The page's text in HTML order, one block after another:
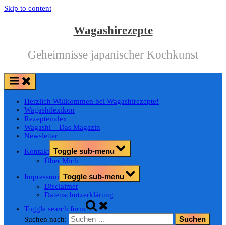
Skip to content
Wagashirezepte
Geheimnisse japanischer Kochkunst
Herzlich Willkommen bei Wagashirezepte!
Wagashilexikon
Rezepteindex
Wagashi – Das Magazin
Newsletter
Kontakt Toggle sub-menu
Über Mich
Impressum Toggle sub-menu
Disclaimer
Datenschutzerklärung
Toggle search form
Suchen nach: